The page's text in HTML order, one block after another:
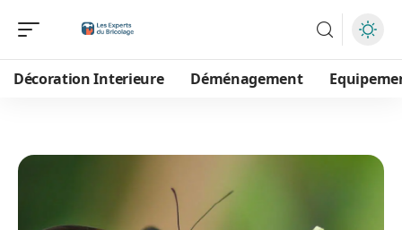
Décoration Interieure Déménagement